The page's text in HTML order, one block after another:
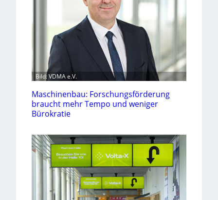
Bild: VDMA e.V.
Maschinenbau: Forschungsförderung
braucht mehr Tempo und weniger
Bürokratie